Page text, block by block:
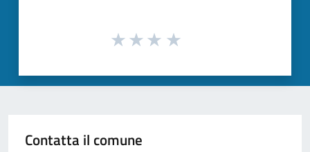
Contatta il comune